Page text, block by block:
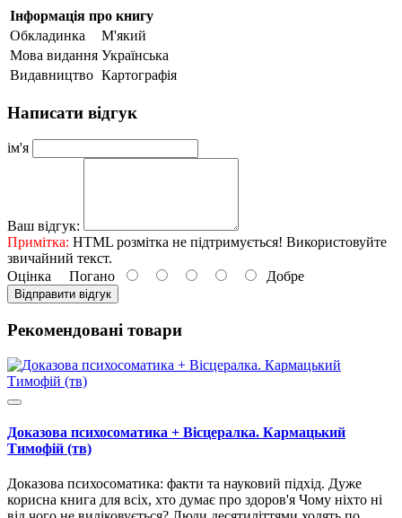
Інформація про книгу
Обкладинка
М'який
Мова видання Українська
Видавництво Картографія
Написати відгук
ім'я
Ваш відгук:
Примітка: HTML розмітка не підтримується! Використовуйте
звичайний текст.
Оцінка Погано Добре
Відправити відгук
Рекомендовані товари
Доказова психосоматика + Вісцералка. Кармацький
Тимофій (тв)
Доказова психосоматика: факти та науковий підхід. Дуже
корисна книга для всіх, хто думає про здоров'я Чому ніхто ні